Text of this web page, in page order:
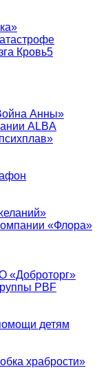
Кровь5
Анны»
ALBA
«Флора»
«Доброторг»
PBF
детям
храбрости»